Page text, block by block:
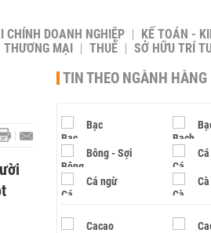
CHÍNH DOANH NGHIỆP
KẾ TOÁN -
MẠI THUẾ SỞ HỮU TRÍ
TIN THEO NGÀNH HÀNG
Bạc
Bông - Sợi
Cá ngừ
Cacao